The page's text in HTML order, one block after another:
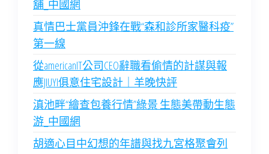
舖_中國網
真情巴士黨員沖鋒在戰“森和診所家醫科疫”
第一線
從americanIT公司CEO辭職看偷情的計謀與報
應JIUYI俱意住宅設計｜羊晚快評
滇池畔“繪查包養行情”綠景 生態美帶動生態
游_中國網
胡適心目中幻想的年譜與找九宮格聚會列